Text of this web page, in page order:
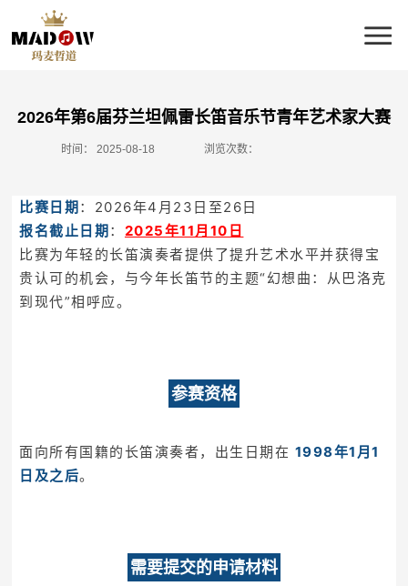
2026年第6届芬兰坦佩雷长笛音乐节青年艺术家大赛
时间： 2025-08-18 浏览次数：
比赛日期：2026年4月23日至26日
报名截止日期： 2025年11月10日
比赛为年轻的长笛演奏者提供了提升艺术水平并获得宝
贵认可的机会，与今年长笛节的主题“幻想曲：从巴洛克
到现代”相呼应。
参赛资格
面向所有国籍的长笛演奏者，出生日期在 1998年1月1
日及之后。
需要提交的申请材料